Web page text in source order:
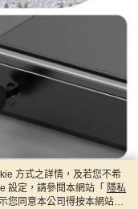
方式之詳情，及若您不希
設定，請參閱本網站「 隱私
您同意本公司得按本網站使